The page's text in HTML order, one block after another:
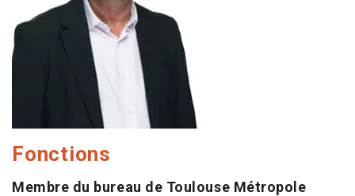
Fonctions
Membre du bureau de Toulouse Métropole